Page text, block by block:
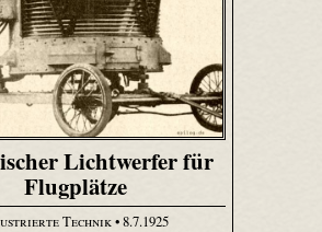
Lichtwerfer für
Flugplätze
Technik• 8.7.1925